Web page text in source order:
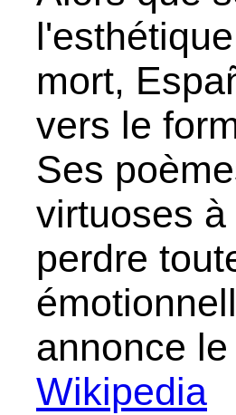
mort,
vers le
Ses
virtuoses
perdre
annonce
Wikipedia